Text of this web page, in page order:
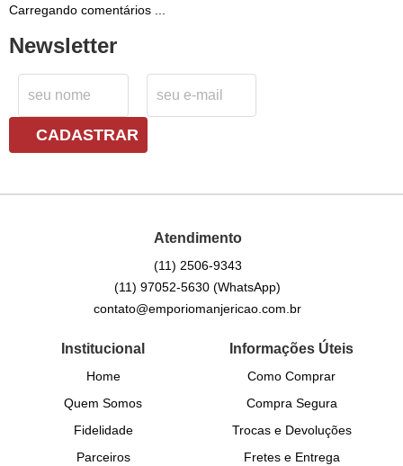
Carregando comentários ...
Newsletter
CADASTRAR
Atendimento
(11) 2506-9343
(11) 97052-5630(WhatsApp)
contato@emporiomanjericao.com.br
Institucional
Home
Quem Somos
Fidelidade
Parceiros
Informações Úteis
Como Comprar
Compra Segura
Trocas e Devoluções
Fretes e Entrega